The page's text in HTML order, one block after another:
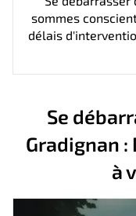
sommes
délais
Se
Gradignan
à